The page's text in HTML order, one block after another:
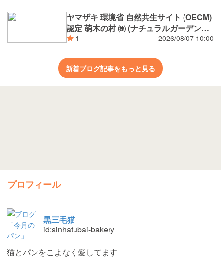
ヤマザキ 環境省 自然共生サイト (OECM)
認定 萌木の村 ㈱ (ナチュラルガーデンズ
MOEGI) コラボ ランチパック シャインマ
1 2026/08/07 10:00
新着ブログ記事をもっと見る
プロフィール
黒三毛猫
id:sinhatubai-bakery
猫とパンをこよなく愛してます